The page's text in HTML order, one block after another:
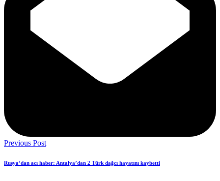
Previous Post
Rusya’dan acı haber: Antalya’dan 2 Türk dağcı hayatını kaybetti